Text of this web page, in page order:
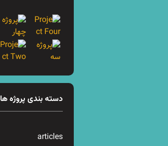
دسته بندی پروژه ها
articles